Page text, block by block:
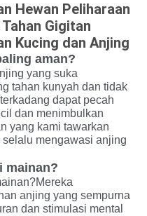
Hewan Peliharaan
Gigitan
Kucing dan Anjing
aman?
yang suka
tahan kunyah dan tidak
dapat pecah
dan menimbulkan
yang kami tawarkan
mengawasi anjing
mainan?
anjing yang sempurna
dan stimulasi mental